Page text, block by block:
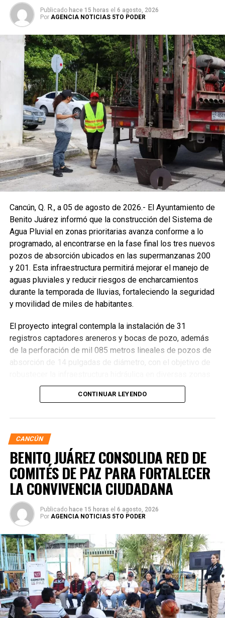
Publicado hace 15 horas el 6 agosto, 2026
Por AGENCIA NOTICIAS 5TO PODER
Cancún, Q. R., a 05 de agosto de 2026.- El Ayuntamiento de
Benito Juárez informó que la construcción del Sistema de
Agua Pluvial en zonas prioritarias avanza conforme a lo
programado, al encontrarse en la fase final los tres nuevos
pozos de absorción ubicados en las supermanzanas 200
y 201. Esta infraestructura permitirá mejorar el manejo de
aguas pluviales y reducir riesgos de encharcamientos
durante la temporada de lluvias, fortaleciendo la seguridad
y movilidad de miles de habitantes.
El proyecto integral contempla la instalación de 31
registros captadores areneros y bocas de pozo, además
de la perforación de mil 085 metros lineales de pozos de
absorción de 14 pulgadas de diámetro, con el objetivo de
de la ciudad. La Encargada de Despacho de la Presidencia
Municipal, Landy Guadalupe Canché Pantoja, supervisó
vialidades donde se colocó la nueva infraestructura.
En la Supermanzana 200 se edificaron dos pozos sobre la
avenida Hacienda de Chunchucmil, mientras que en la
CONTINUAR LEYENDO
CANCÚN
BENITO JUÁREZ CONSOLIDA RED DE
COMITÉS DE PAZ PARA FORTALECER
LA CONVIVENCIA CIUDADANA
Publicado hace 15 horas el 6 agosto, 2026
Por AGENCIA NOTICIAS 5TO PODER